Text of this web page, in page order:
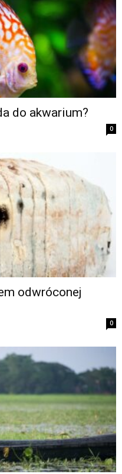
do akwarium?
0
odwróconej
0